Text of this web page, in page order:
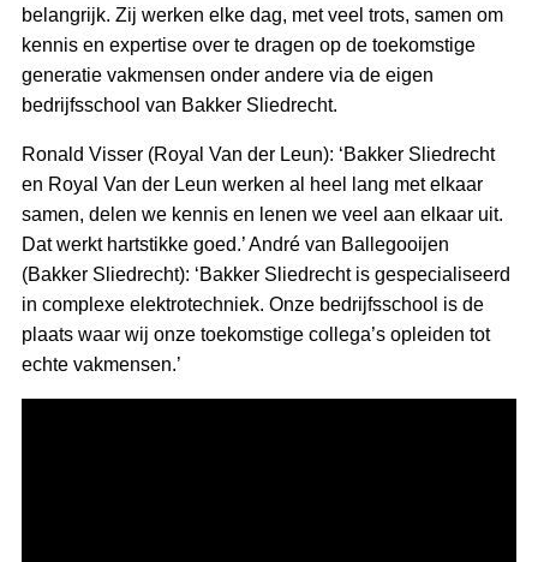
belangrijk. Zij werken elke dag, met veel trots, samen om
kennis en expertise over te dragen op de toekomstige
generatie vakmensen onder andere via de eigen
bedrijfsschool van Bakker Sliedrecht.
Ronald Visser (Royal Van der Leun): ‘Bakker Sliedrecht
en Royal Van der Leun werken al heel lang met elkaar
samen, delen we kennis en lenen we veel aan elkaar uit.
Dat werkt hartstikke goed.’ André van Ballegooijen
(Bakker Sliedrecht): ‘Bakker Sliedrecht is gespecialiseerd
in complexe elektrotechniek. Onze bedrijfsschool is de
plaats waar wij onze toekomstige collega’s opleiden tot
echte vakmensen.’